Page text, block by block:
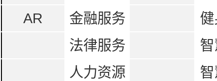
AR
金融服务
法律服务
人力资源